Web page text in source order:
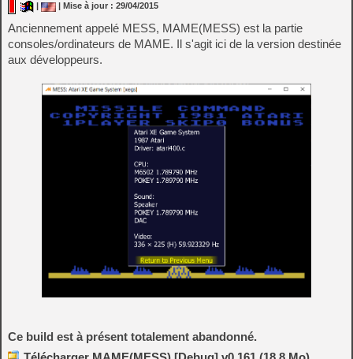
| Mise à jour : 29/04/2015
Anciennement appelé MESS, MAME(MESS) est la partie
consoles/ordinateurs de MAME. Il s'agit ici de la version destinée
aux développeurs.
Ce build est à présent totalement abandonné.